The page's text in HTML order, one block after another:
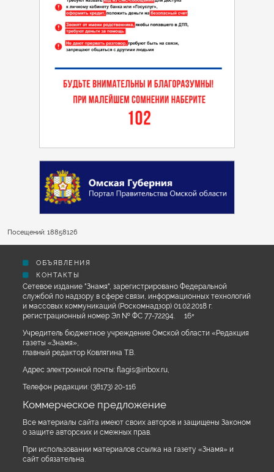
Посещений: 18858126
ОБЪЯВЛЕНИЯ
КОНТАКТЫ
Сетевое издание "Знамя", зарегистрировано Федеральной
службой по надзору в сфере связи, информационных технологий
и массовых коммуникаций (Роскомнадзор) 01.02.2018 г.
регистрационный номер Эл № ФС 77-72294. 16+
Учредитель бюджетное учреждение Омской области «Редакция
газеты «Знамя»,
главный редактор Ковлягина Т.В.
Адрес электронной почты: flagis@inbox.ru,
Телефон редакции: (38173) 20-116
Коммерческое предложение
Все материалы сайта имеют своих авторов и защищены Законом
о защите авторских и смежных прав.
При использовании материалов ссылка на газету «Знамя» и
сайт обязательна.